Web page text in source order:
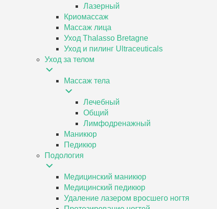
Лазерный
Криомассаж
Массаж лица
Уход Thalasso Bretagne
Уход и пилинг Ultraceuticals
Уход за телом
Массаж тела
Лечебный
Общий
Лимфодренажный
Маникюр
Педикюр
Подология
Медицинский маникюр
Медицинский педикюр
Удаление лазером вросшего ногтя